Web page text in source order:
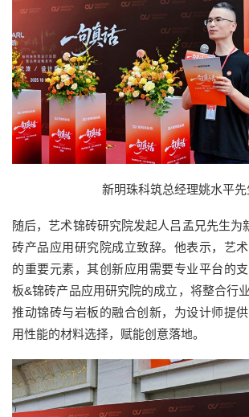
新明珠科筑总经理姚水平先
随后，艺术锦砖研究院发起人吕孟兄先生为
砖产品应用研究院成立致辞。他表示，艺
的重要元素，其创新应用需要专业平台的
板&锦砖产品应用研究院的成立，将整合行
推动锦砖与岩板的融合创新，为设计师提
用性能的材料选择，赋能创意落地。